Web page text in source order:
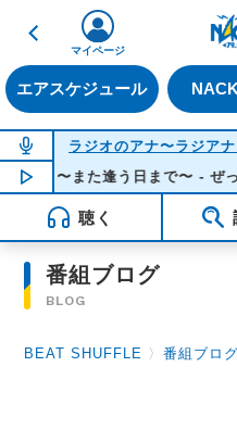
戻る
エアスケジュール
マイページ
NOW ON AIR
ラジオのアナ〜ラジアナ
NOW PLAYING03:51
また逢う日まで〜 - ぜったくん
聴く
番組ブログ
BLOG
BEAT SHUFFLE 〉番組ブログ